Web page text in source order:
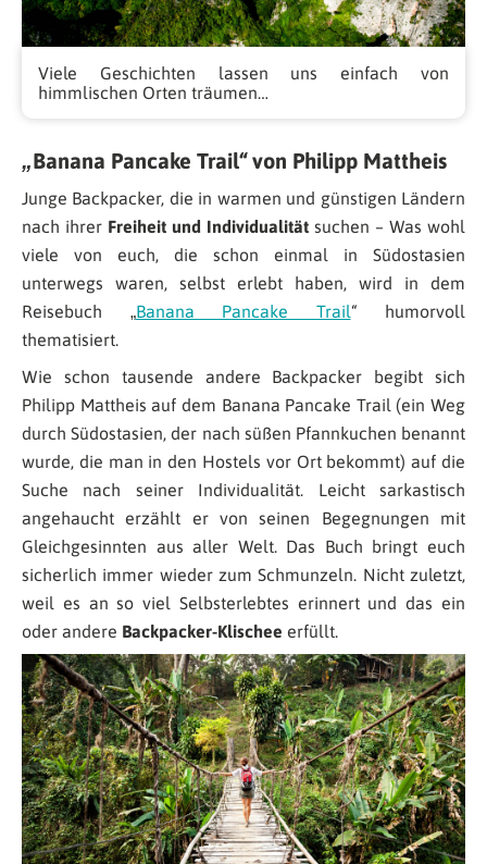
Viele Geschichten lassen uns einfach von
himmlischen Orten träumen…
„Banana Pancake Trail“ von Philipp Mattheis
Junge Backpacker, die in warmen und günstigen Ländern
nach ihrer Freiheit und Individualität suchen – Was wohl
viele von euch, die schon einmal in Südostasien
unterwegs waren, selbst erlebt haben, wird in dem
Reisebuch „Banana Pancake Trail“ humorvoll
thematisiert.
Wie schon tausende andere Backpacker begibt sich
Philipp Mattheis auf dem Banana Pancake Trail (ein Weg
durch Südostasien, der nach süßen Pfannkuchen benannt
wurde, die man in den Hostels vor Ort bekommt) auf die
Suche nach seiner Individualität. Leicht sarkastisch
angehaucht erzählt er von seinen Begegnungen mit
Gleichgesinnten aus aller Welt. Das Buch bringt euch
sicherlich immer wieder zum Schmunzeln. Nicht zuletzt,
weil es an so viel Selbsterlebtes erinnert und das ein
oder andere Backpacker-Klischee erfüllt.